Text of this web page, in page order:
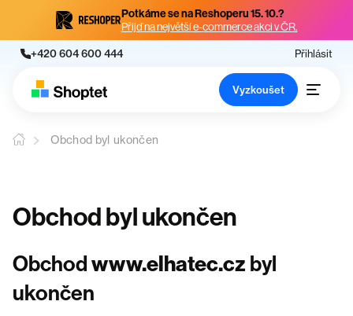
Potkáme se na Reshoperu 15. 10.?
Přijď na největší e-commerce akci v ČR.
+420 604 600 444 Přihlásit
Vyzkoušet
Obchod byl ukončen
Obchod byl ukončen
Obchodwww.elhatec.cz byl
ukončen